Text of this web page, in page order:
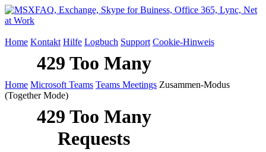
Home Kontakt Hilfe Logbuch Support Cookie-Hinweis
Home Microsoft Teams Teams Meetings Zusammen-Modus
(Together Mode)